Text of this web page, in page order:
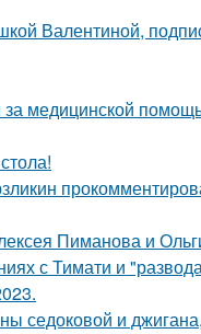
Валентиной,
медицинской
Пиманова и
с Тимати и
седоковой и